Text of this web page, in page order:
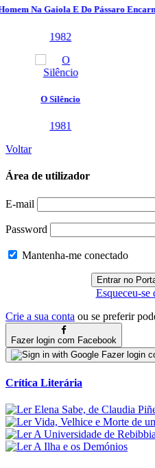
Voltar
Área de utilizador
E-mail
Password
Mantenha-me conectado
Esqueceu-se
Crie a sua conta ou se preferir
Fazer login com Facebook
Fazer login
Crítica Literária